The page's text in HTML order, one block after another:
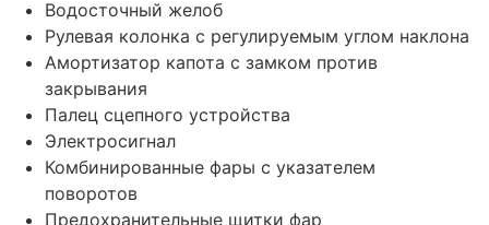
Водосточный желоб
Рулевая колонка с регулируемым углом наклона
Амортизатор капота с замком против
закрывания
Палец сцепного устройства
Электросигнал
Комбинированные фары с указателем
поворотов
Предохранительные щитки фар